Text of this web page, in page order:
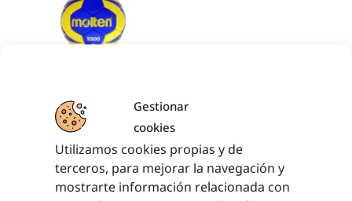
Gestionar
cookies
Utilizamos cookies propias y de
terceros, para mejorar la navegación y
mostrarte información relacionada con
28,20
SELECCIONAR
OPCIONES